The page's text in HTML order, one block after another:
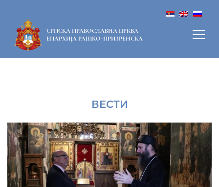
СРПСКА ПРАВОСЛАВНА ЦРКВА
ЕПАРХИЈА РАШКО-ПРИЗРЕНСКА
ВЕСТИ